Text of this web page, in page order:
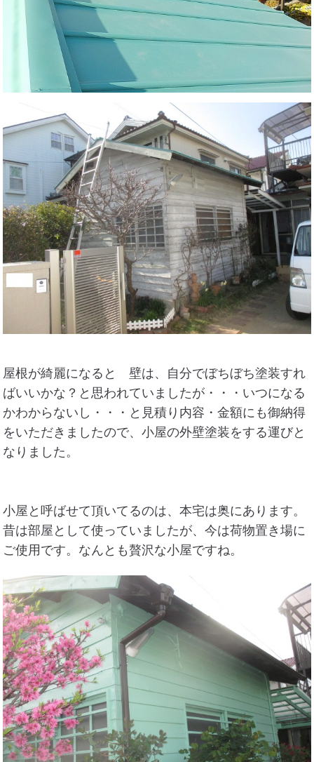
屋根が綺麗になると 壁は、自分でぼちぼち塗装すれ
ばいいかな？と思われていましたが・・・いつになる
かわからないし・・・と見積り内容・金額にも御納得
をいただきましたので、小屋の外壁塗装をする運びと
なりました。
小屋と呼ばせて頂いてるのは、本宅は奥にあります。
昔は部屋として使っていましたが、今は荷物置き場に
ご使用です。なんとも贅沢な小屋ですね。